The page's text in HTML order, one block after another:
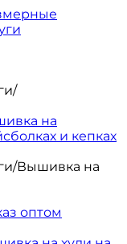
/
на
и кепках
/Вышивка на
оптом